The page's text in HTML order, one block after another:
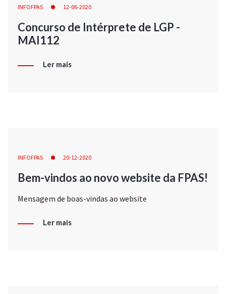
INFOFPAS 12-06-2020
Concurso de Intérprete de LGP -
MAI112
Ler mais
INFOFPAS 20-12-2020
Bem-vindos ao novo website da FPAS!
Mensagem de boas-vindas ao website
Ler mais